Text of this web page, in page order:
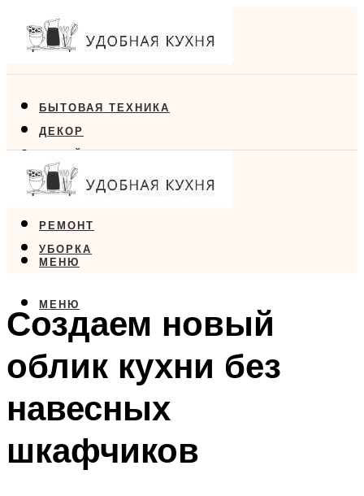
БЫТОВАЯ ТЕХНИКА
ДЕКОР
ДИЗАЙН
ЕДА
РЕМОНТ
УБОРКА
МЕНЮ
МЕНЮ
Создаем новый
облик кухни без
навесных
шкафчиков